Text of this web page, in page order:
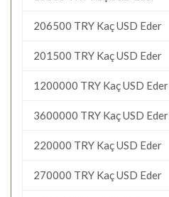
206500 TRY Kaç USD Eder
201500 TRY Kaç USD Eder
1200000 TRY Kaç USD Eder
3600000 TRY Kaç USD Eder
220000 TRY Kaç USD Eder
270000 TRY Kaç USD Eder